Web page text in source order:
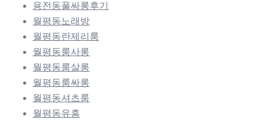
용전동풀싸롱후기
월평동노래방
월평동란제리룸
월평동룸사롱
월평동룸살롱
월평동룸싸롱
월평동셔츠룸
월평동유흥